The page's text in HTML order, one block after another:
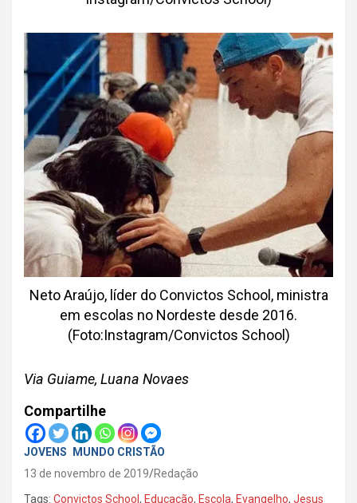
Neto Araújo, líder do Convictos School, ministra
em escolas no Nordeste desde 2016.
(Foto:Instagram/Convictos School)
Via Guiame, Luana Novaes
Compartilhe
JOVENS
MUNDO CRISTÃO
13 de novembro de 2019 Redação
Tags: Convictos School , Educação, Escola, Evangelho, Jesus